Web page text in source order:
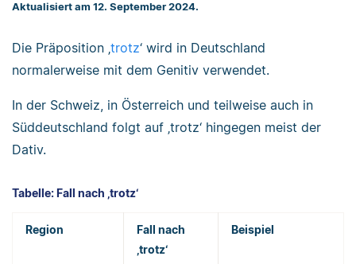
Aktualisiert am 12. September 2024.
Die Präposition ‚ trotz‘ wird in Deutschland
normalerweise mit dem Genitiv verwendet.
In der Schweiz, in Österreich und teilweise auch in
Süddeutschland folgt auf ‚trotz‘ hingegen meist der
Dativ.
Tabelle: Fall nach ‚trotz‘
Region
Fall nach
‚trotz‘
Beispiel